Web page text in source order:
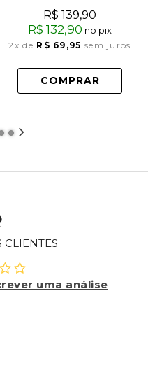
R$ 139,90
R$ 132,90 no pix
2x de R$ 69,95 sem juros
COMPRAR
uma análise